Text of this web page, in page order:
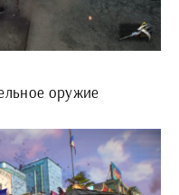
оружие